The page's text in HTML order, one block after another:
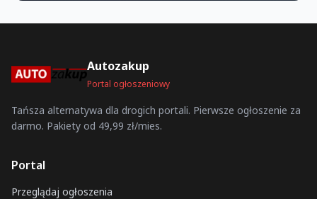
Autozakup
Portal ogłoszeniowy
Tańsza alternatywa dla drogich portali. Pierwsze ogłoszenie za
darmo. Pakiety od 49,99 zł/mies.
Portal
Przeglądaj ogłoszenia